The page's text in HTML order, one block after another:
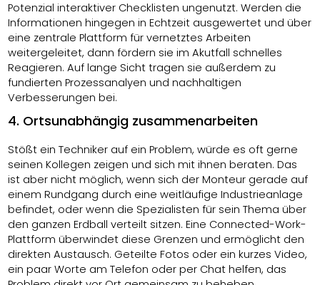
Potenzial interaktiver Checklisten ungenutzt. Werden die
Informationen hingegen in Echtzeit ausgewertet und über
eine zentrale Plattform für vernetztes Arbeiten
weitergeleitet, dann fördern sie im Akutfall schnelles
Reagieren. Auf lange Sicht tragen sie außerdem zu
fundierten Prozessanalyen und nachhaltigen
Verbesserungen bei.
4. Ortsunabhängig zusammenarbeiten
Stößt ein Techniker auf ein Problem, würde es oft gerne
seinen Kollegen zeigen und sich mit ihnen beraten. Das
ist aber nicht möglich, wenn sich der Monteur gerade auf
einem Rundgang durch eine weitläufige Industrieanlage
befindet, oder wenn die Spezialisten für sein Thema über
den ganzen Erdball verteilt sitzen. Eine Connected-Work-
Plattform überwindet diese Grenzen und ermöglicht den
direkten Austausch. Geteilte Fotos oder ein kurzes Video,
ein paar Worte am Telefon oder per Chat helfen, das